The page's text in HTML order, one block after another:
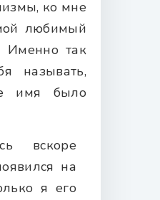
ко мне
любимый
Именно так
называть,
имя было
вскоре
на
я его